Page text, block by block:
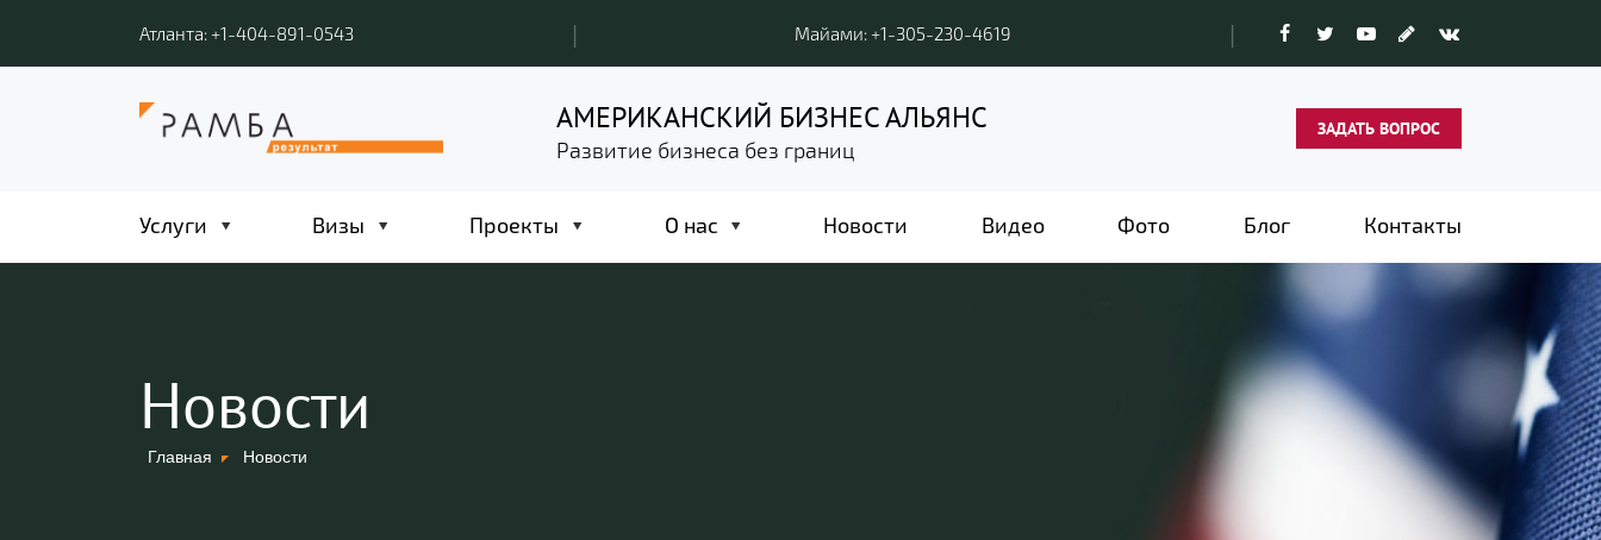
Атланта: +1-404-891-0543 | Майами: +1-305-230-4619 |
АМЕРИКАНСКИЙ БИЗНЕС АЛЬЯНС
Развитие бизнеса без границ
ЗАДАТЬ ВОПРОС
Услуги Визы Проекты О нас Новости Видео Фото Блог Контакты
Новости
Главная Новости